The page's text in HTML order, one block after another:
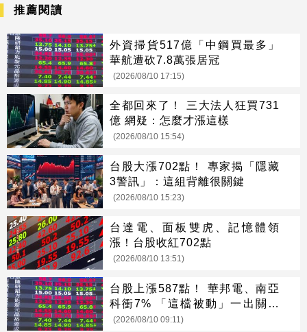
推薦閱讀
外資掃貨517億「中鋼買最多」
華航遭砍7.8萬張居冠
(2026/08/10 17:15)
全都回來了！ 三大法人狂買731
億 網疑：怎麼才漲這樣
(2026/08/10 15:54)
台股大漲702點！ 專家揭「隱藏
3警訊」：這組背離很關鍵
(2026/08/10 15:23)
台達電、面板雙虎、記憶體領
漲！台股收紅702點
(2026/08/10 13:51)
台股上漲587點！ 華邦電、南亞
科衝7% 「這檔被動」一出關就
漲停
(2026/08/10 09:11)